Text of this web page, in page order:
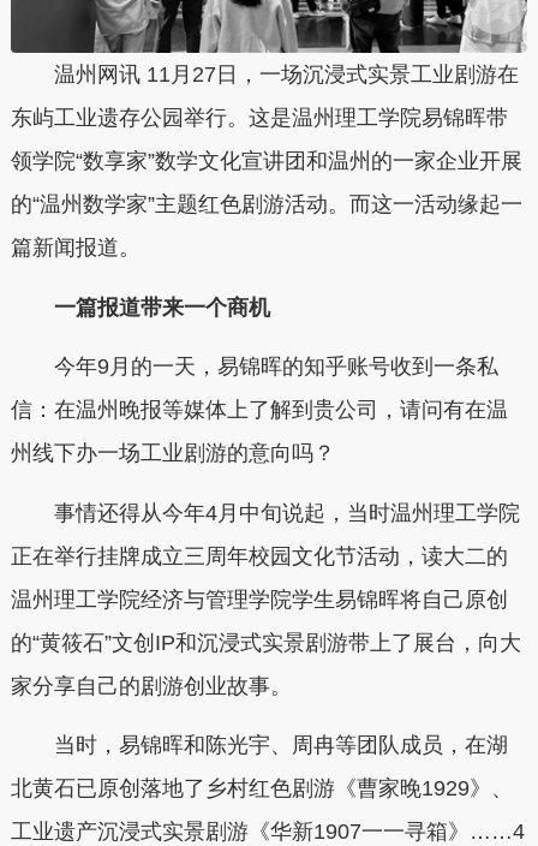
温州网讯 11月27日，一场沉浸式实景工业剧游在
东屿工业遗存公园举行。这是温州理工学院易锦晖带
领学院“数享家”数学文化宣讲团和温州的一家企业开展
的“温州数学家”主题红色剧游活动。而这一活动缘起一
篇新闻报道。
一篇报道带来一个商机
今年9月的一天，易锦晖的知乎账号收到一条私
信：在温州晚报等媒体上了解到贵公司，请问有在温
州线下办一场工业剧游的意向吗？
事情还得从今年4月中旬说起，当时温州理工学院
正在举行挂牌成立三周年校园文化节活动，读大二的
温州理工学院经济与管理学院学生易锦晖将自己原创
的“黄筱石”文创IP和沉浸式实景剧游带上了展台，向大
家分享自己的剧游创业故事。
当时，易锦晖和陈光宇、周冉等团队成员，在湖
北黄石已原创落地了乡村红色剧游《曹家晚1929》、
工业遗产沉浸式实景剧游《华新1907一一寻箱》……4